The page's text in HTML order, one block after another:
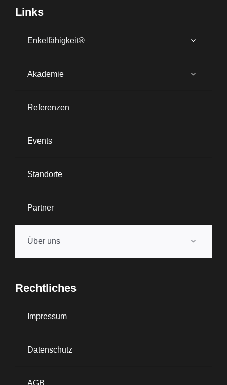
Links
Enkelfähigkeit®
Akademie
Referenzen
Events
Standorte
Partner
Über uns
Rechtliches
Impressum
Datenschutz
AGB